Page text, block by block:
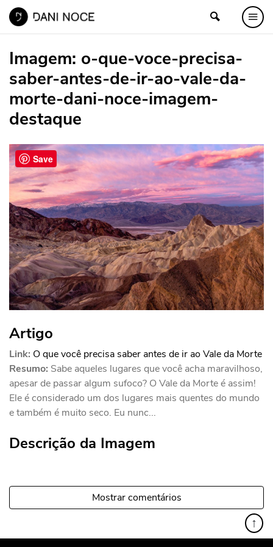
Imagem: o-que-voce-precisa-
saber-antes-de-ir-ao-vale-da-
morte-dani-noce-imagem-
destaque
Artigo
Link: O que você precisa saber antes de ir ao Vale da Morte
Resumo: Sabe aqueles lugares que você acha maravilhoso,
apesar de passar algum sufoco? O Vale da Morte é assim!
Ele é considerado um dos lugares mais quentes do mundo
e também é muito seco. Eu nunc...
Descrição da Imagem
Mostrar comentários
↑
Save